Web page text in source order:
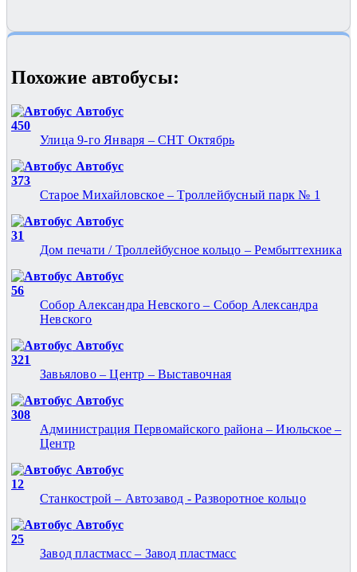
Похожие автобуcы:
Автобус
450
Улица 9-го Января – СНТ Октябрь
Автобус
373
Старое Михайловское – Троллейбусный парк № 1
Автобус
31
Дом печати / Троллейбусное кольцо – Рембыттехника
Автобус
56
Собор Александра Невского – Собор Александра
Невского
Автобус
321
Завьялово – Центр – Выставочная
Автобус
308
Администрация Первомайского района – Июльское –
Центр
Автобус
12
Станкострой – Автозавод - Разворотное кольцо
Автобус
25
Завод пластмасс – Завод пластмасс